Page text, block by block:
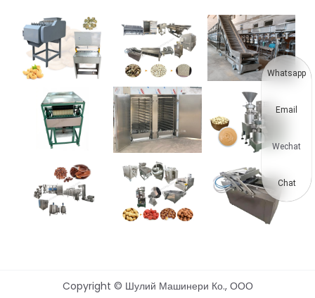
Copyright © Шулий Машинери Ко., ООО
Whatsapp
Email
Wechat
Chat